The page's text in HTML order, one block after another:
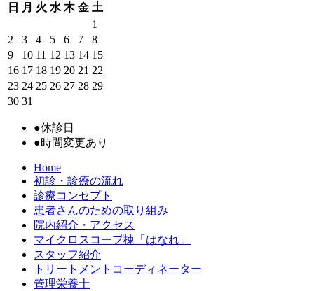
日
月 火 水 木 金 土
1
2
3 4 5 6 7
8
9
10 11 12 13 14 15
16 17 18 19 20 21 22
23 24 25 26 27 28 29
30 31
●休診日
●時間変更あり
Home
初診・診療の流れ
診療コンセプト
患者さんのための取り組み
院内紹介・アクセス
マイクロスコープ棟「はなれ」
スタッフ紹介
トリートメントコーディネーター
管理栄養士